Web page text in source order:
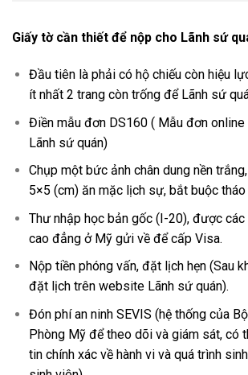
Giấy tờ cần thiết để nộp cho Lãnh sứ
Đầu tiên là phải có hộ chiếu còn hiệu
ít nhất 2 trang còn trống để Lãnh sứ
Điền mẫu đơn DS160 ( Mẫu đơn
Lãnh sứ quán)
Chụp một bức ảnh chân dung nền
5×5 (cm) ăn mặc lịch sự, bắt buộc tháo
Thư nhập học bản gốc (I-20), được
cao đẳng ở Mỹ gửi về để cấp Visa.
Nộp tiền phóng vấn, đặt lịch hẹn (Sau
đặt lịch trên website Lãnh sứ quán).
Đón phí an ninh SEVIS (hệ thống của
Phòng Mỹ để theo dõi và giám sát, có
tin chính xác về hành vi và quá trình